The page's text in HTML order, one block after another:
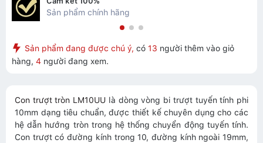
Sản phẩm chính hãng
Sản phẩm đang được chú ý, có 13 người thêm vào giỏ
hàng, 4 người đang xem.
Con trượt tròn LM10UU là dòng vòng bi trượt tuyến tính phi
10mm dạng tiêu chuẩn, được thiết kế chuyên dụng cho các
hệ dẫn hướng tròn trong hệ thống chuyển động tuyến tính.
Con trượt có đường kính trong 10, đường kính ngoài 19mm,